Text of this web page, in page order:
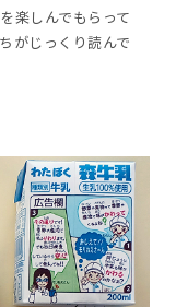
楽しんでもらって
がじっくり読んで